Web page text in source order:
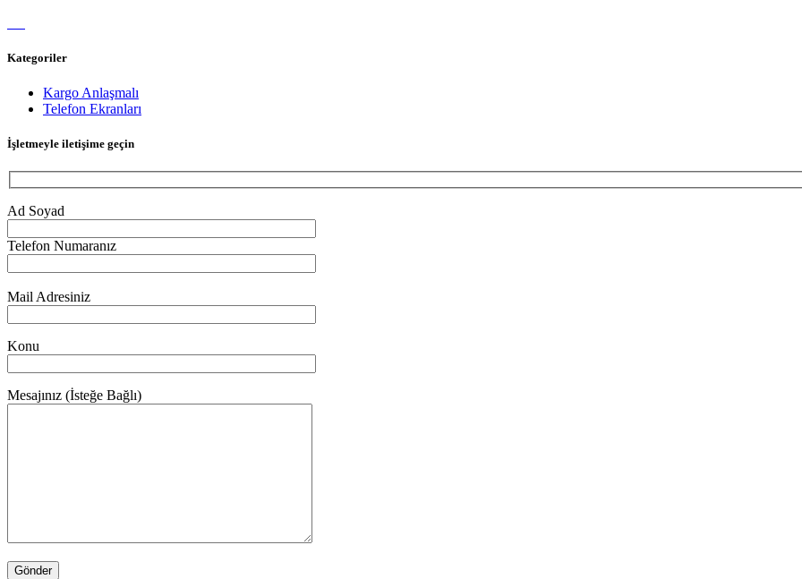
Kategoriler
Kargo Anlaşmalı
Telefon Ekranları
İşletmeyle iletişime geçin
Ad Soyad
Telefon Numaranız
Mail Adresiniz
Konu
Mesajınız (İsteğe Bağlı)